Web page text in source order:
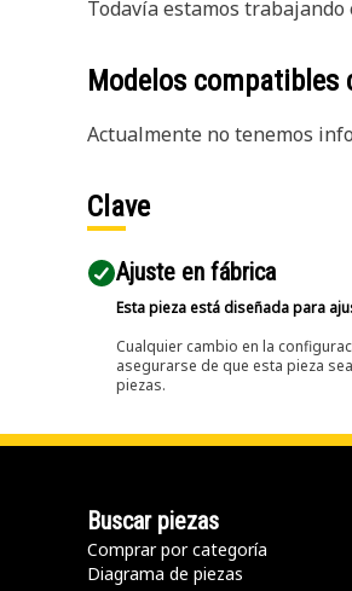
Todavía estamos
Modelos compatibles
Actualmente no tenemos
Clave
Ajuste en fábrica
Esta pieza está diseñada para
Cualquier cambio en la
asegurarse de que esta pieza
piezas.
Buscar piezas
Comprar por categoría
Diagrama de piezas